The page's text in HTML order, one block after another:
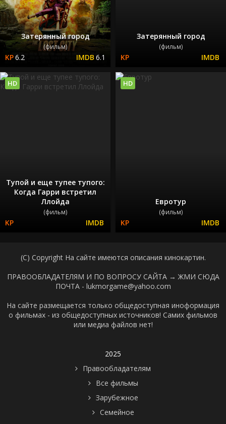
Затерянный город
(фильм)
6.2 6.1
Затерянный город
(фильм)
Тупой и еще тупее тупого:
Когда Гарри встретил
Ллойда
(фильм)
HD
Евротур
(фильм)
HD
(C) Copyright На сайте имеются описания кинокартин.
ПРАВООБЛАДАТЕЛЯМ И ПО ВОПРОСУ САЙТА → ЖМИ СЮДА
ПОЧТА - lukmorgame@yahoo.com
На сайте размещается только общедоступная иноформация
о фильмах - из общедоступных источников! Самих фильмов
или медиа файлов нет!
2025
Правообладателям
Все фильмы
Зарубежное
Семейное